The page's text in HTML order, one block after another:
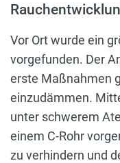
Vor Ort wurde ein
vorgefunden. Der
erste Maßnahmen
einzudämmen.
unter schwerem
einem C-Rohr
zu verhindern und